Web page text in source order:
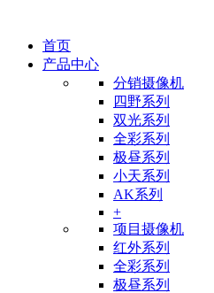
首页
产品中心
分销摄像机
四野系列
双光系列
全彩系列
极昼系列
小天系列
AK系列
+
项目摄像机
红外系列
全彩系列
极昼系列